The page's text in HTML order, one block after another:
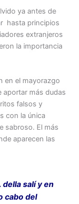
ya antes de
hasta principios
extranjeros
la importancia
en el mayorazgo
aportar más dudas
falsos y
con la única
sabroso. El más
aparecen las
della salí y en
cabo del